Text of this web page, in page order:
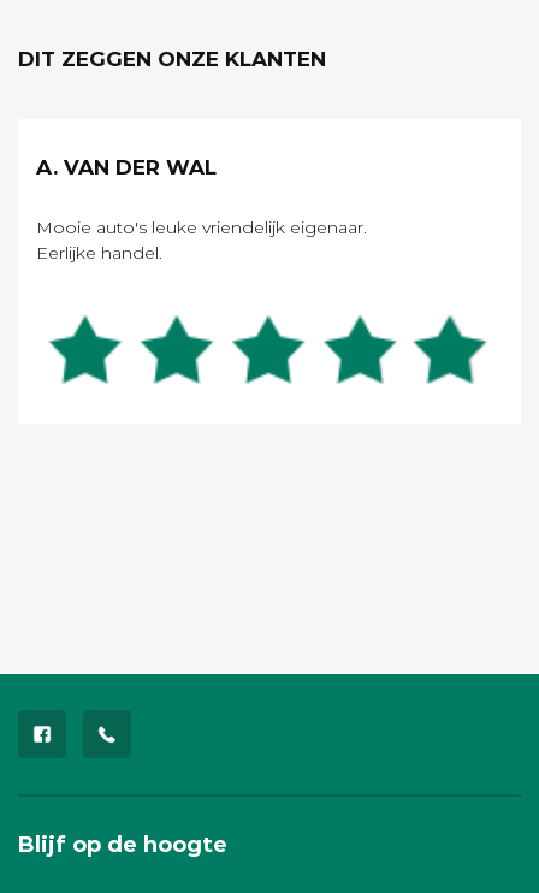
DIT ZEGGEN ONZE KLANTEN
A. VAN DER WAL
Mooie auto's leuke vriendelijk eigenaar.
Eerlijke handel.
Blijf op de hoogte